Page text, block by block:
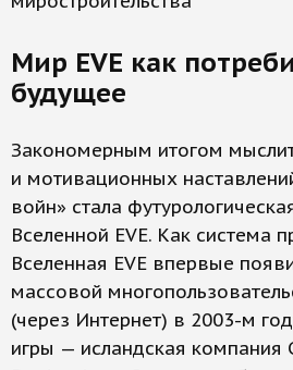
Мир EVE как
будущее
Закономерным итогом
и мотивационных
войн» стала
Вселенной EVE. Как система
Вселенная EVE впервые
массовой
(через Интернет) в 2003-м
игры — исландская компания